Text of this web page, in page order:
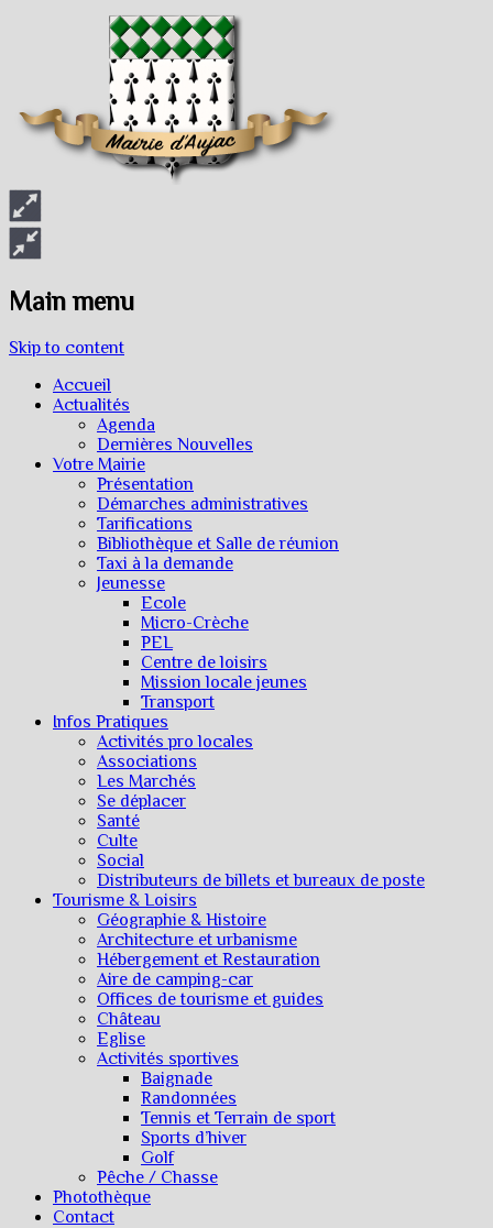
Main menu
Skip to content
Accueil
Actualités
Agenda
Dernières Nouvelles
Votre Mairie
Présentation
Démarches administratives
Tarifications
Bibliothèque et Salle de réunion
Taxi à la demande
Jeunesse
Ecole
Micro-Crèche
PEL
Centre de loisirs
Mission locale jeunes
Transport
Infos Pratiques
Activités pro locales
Associations
Les Marchés
Se déplacer
Santé
Culte
Social
Distributeurs de billets et bureaux de poste
Tourisme & Loisirs
Géographie & Histoire
Architecture et urbanisme
Hébergement et Restauration
Aire de camping-car
Offices de tourisme et guides
Château
Eglise
Activités sportives
Baignade
Randonnées
Tennis et Terrain de sport
Sports d’hiver
Golf
Pêche / Chasse
Photothèque
Contact